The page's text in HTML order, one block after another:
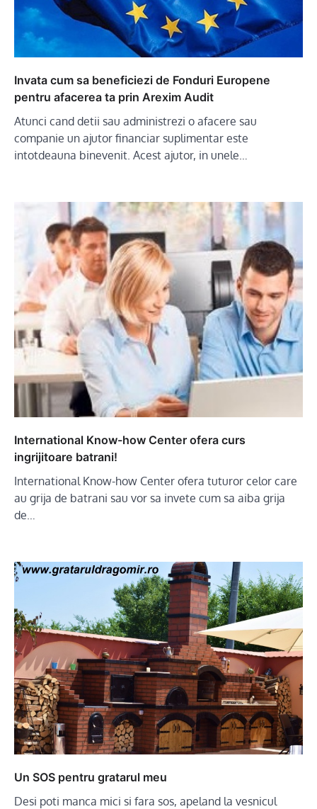
Invata cum sa beneficiezi de Fonduri Europene
pentru afacerea ta prin Arexim Audit
Atunci cand detii sau administrezi o afacere sau
companie un ajutor financiar suplimentar este
intotdeauna binevenit. Acest ajutor, in unele…
International Know-how Center ofera curs
ingrijitoare batrani!
International Know-how Center ofera tuturor celor care
au grija de batrani sau vor sa invete cum sa aiba grija
de…
Un SOS pentru gratarul meu
Desi poti manca mici si fara sos, apeland la vesnicul